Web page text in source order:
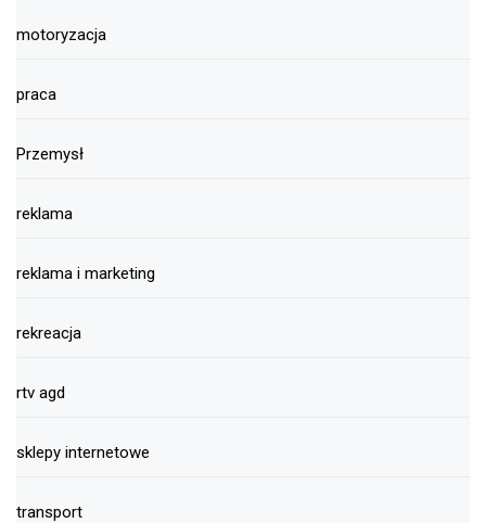
motoryzacja
praca
Przemysł
reklama
reklama i marketing
rekreacja
rtv agd
sklepy internetowe
transport